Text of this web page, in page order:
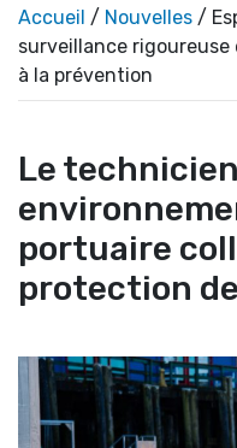
Accueil / Nouvelles /
surveillance
à la prévention
Le
portuaire
protection